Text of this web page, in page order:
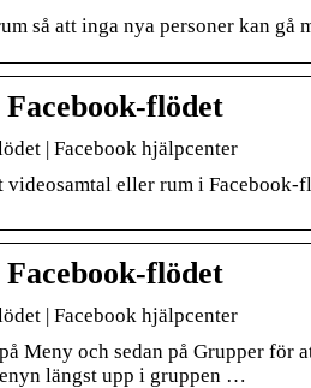
så att inga nya personer kan gå
flödet
| Facebook hjälpcenter
videosamtal eller rum i Facebook-
flödet
| Facebook hjälpcenter
Meny och sedan på Grupper för
längst upp i gruppen …